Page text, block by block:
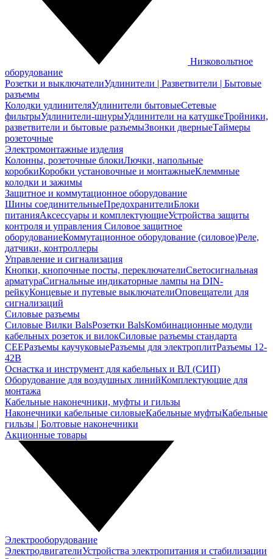
Низковольтное
оборудование
Розетки и выключателиУдлинители | Разветвители | Бытовые
разъемы
Колодки удлинителяУдлинители бытовыеСетевые
фильтрыУдлинители-шнурыУдлинители на катушкеТройники,
разветвители и бытовые разъемыЗвонки дверныеТаймеры
розеточные
Электромонтажные изделия
Колонны, розеточные блокиЛючки, напольные
коробкиКоробки установочные и монтажныеКлеммные
колодки и зажимы
Защитное и коммутационное оборудование
Шины соединительныеПредохранителиБлоки
питанияАксессуары и комплектующиеУстройства защиты
контроля и управления Силовое защитное
оборудованиеКоммутационное оборудование (силовое)Реле,
датчики, контроллеры
Управление и сигнализация
Кнопки, кнопочные посты, переключателиСветосигнальная
арматураСигнальные индикаторные лампы на DIN-
рейкуКонцевые и путевые выключателиОповещатели для
сигнализаций
Силовые разъемы
Силовые Вилки BalsРозетки BalsКомбинационные модули
кабельных розеток и вилокСиловые разъемы стандарта
CEEРазъемы каучуковыеРазъемы для электроплитРазъемы 12-
42В
Оснастка и инструмент для кабельных и ВЛ (СИП)
Оборудование для воздушных линийКомплектующие для
монтажа
Кабельные наконечники, муфты и гильзы
Наконечники кабельные силовыеКабельные муфтыКабельные
гильзы | Болтовые наконечники
Акционные товары
Электрооборудование
ЭлектродвигателиУстройства электропитания и стабилизации